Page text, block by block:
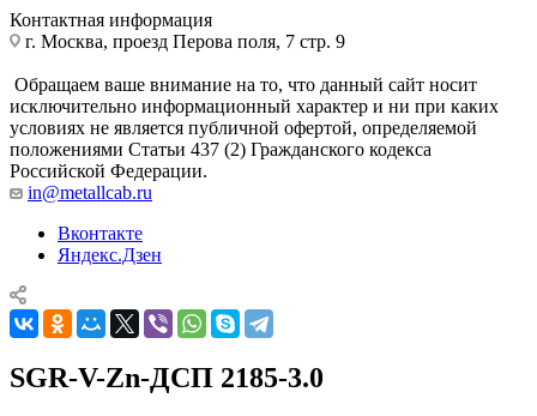
Контактная информация
г. Москва, проезд Перова поля, 7 стр. 9
Обращаем ваше внимание на то, что данный сайт носит
исключительно информационный характер и ни при каких
условиях не является публичной офертой, определяемой
положениями Статьи 437 (2) Гражданского кодекса
Российской Федерации.
in@metallcab.ru
Вконтакте
Яндекс.Дзен
SGR-V-Zn-ДСП 2185-3.0